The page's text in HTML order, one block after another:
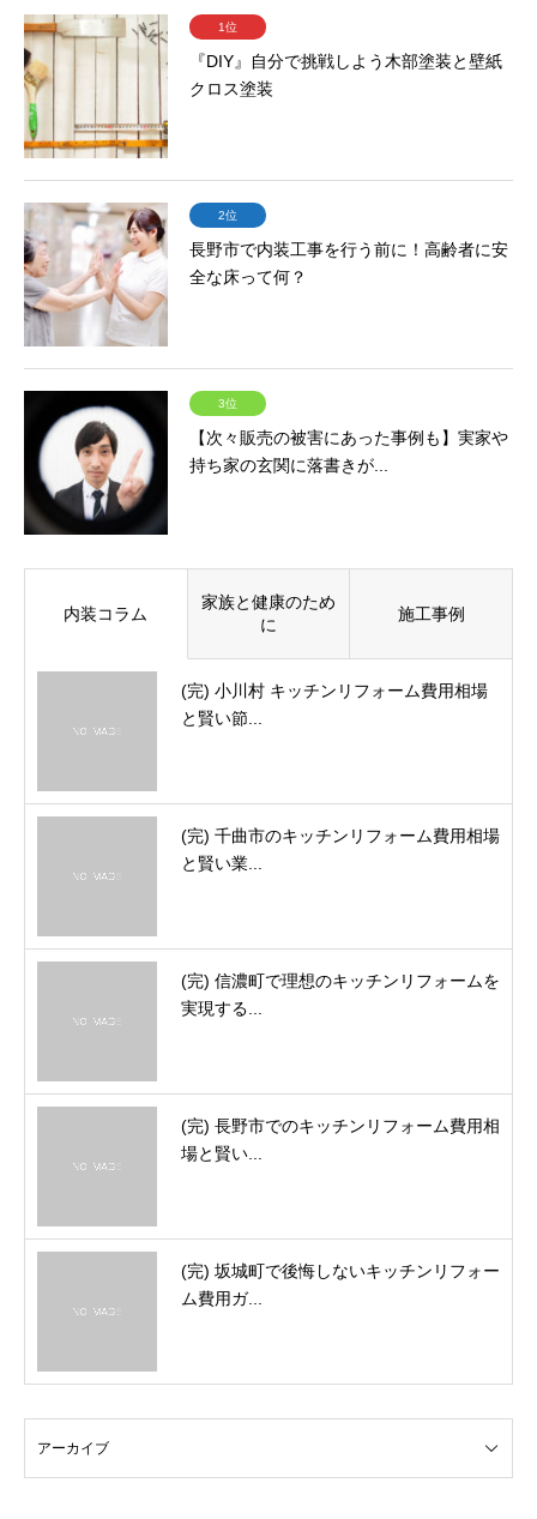
1位
『DIY』自分で挑戦しよう木部塗装と壁紙
クロス塗装
2位
長野市で内装工事を行う前に！高齢者に安
全な床って何？
3位
【次々販売の被害にあった事例も】実家や
持ち家の玄関に落書きが...
内装コラム
家族と健康のため
に
施工事例
(完) 小川村 キッチンリフォーム費用相場
と賢い節...
(完) 千曲市のキッチンリフォーム費用相場
と賢い業...
(完) 信濃町で理想のキッチンリフォームを
実現する...
(完) 長野市でのキッチンリフォーム費用相
場と賢い...
(完) 坂城町で後悔しないキッチンリフォー
ム費用ガ...